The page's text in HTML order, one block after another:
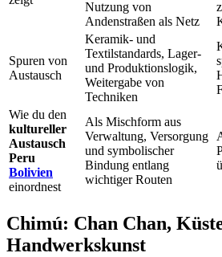
Nutzung von
Andenstraßen als Netz
Spuren von
Austausch
Keramik- und
Textilstandards, Lager-
und Produktionslogik,
Weitergabe von
Techniken
Wie du den
kultureller
Austausch
Peru
Bolivien
einordnest
Als Mischform aus
Verwaltung, Versorgung
und symbolischer
Bindung entlang
wichtiger Routen
Chimú: Chan Chan,
Handwerkskunst